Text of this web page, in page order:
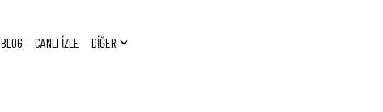
CANLI İZLE DİĞER